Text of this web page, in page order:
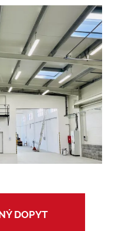
DOPYT